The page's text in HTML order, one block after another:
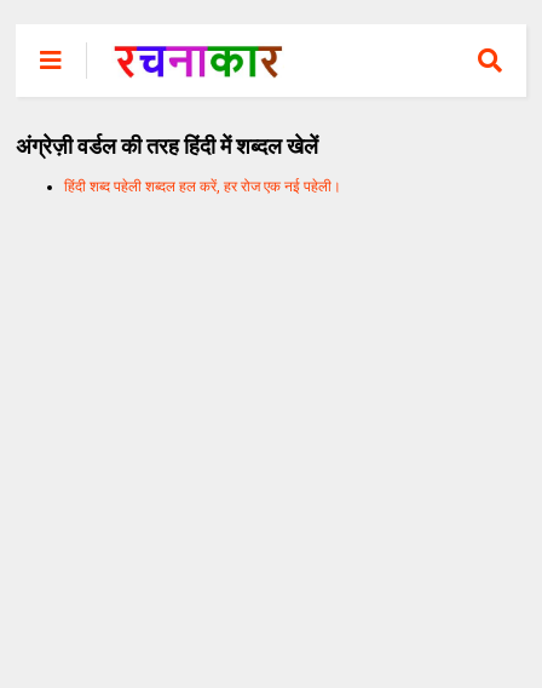
अंग्रेज़ी वर्डल की तरह हिंदी में शब्दल खेलें
हिंदी शब्द पहेली शब्दल हल करें, हर रोज एक नई पहेली।